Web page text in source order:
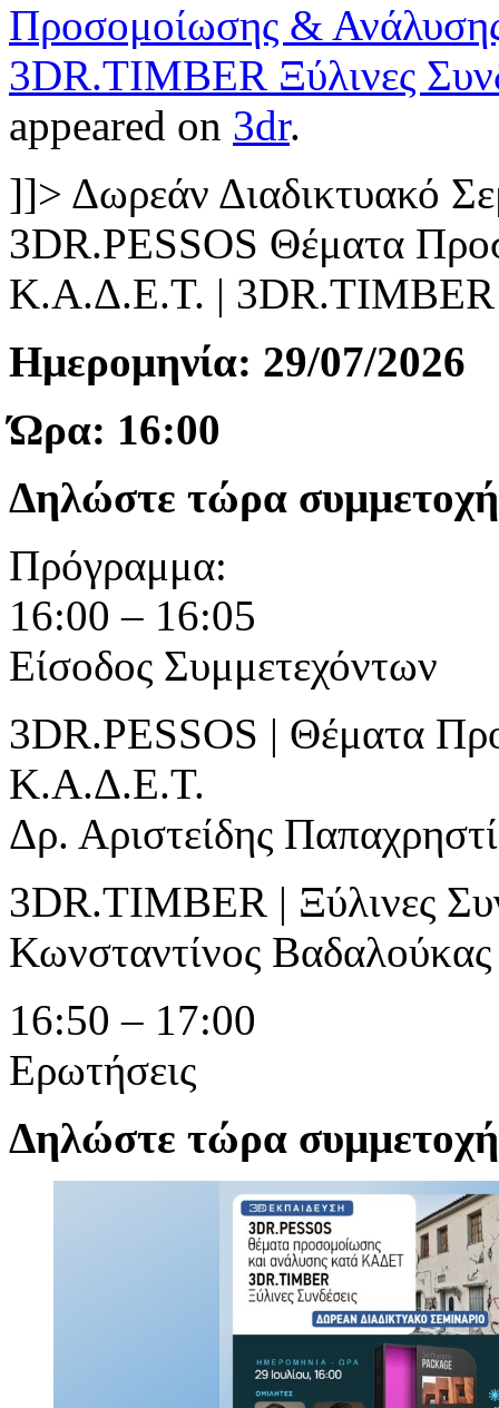
Προσομοίωσης &
3DR.TIMBER Ξύλινες
appeared on 3dr.
]]> Δωρεάν Διαδικτυακό
3DR.PESSOS Θέματα
Κ.Α.Δ.Ε.Τ. | 3DR.TIMBER
Ημερομηνία: 29/07/2026
Ώρα: 16:00
Δηλώστε τώρα
Πρόγραμμα:
16:00 – 16:05
Eίσοδος Συμμετεχόντων
3DR.PESSOS | Θέματα
Κ.Α.Δ.Ε.Τ.
Δρ. Αριστείδης
3DR.TIMBER | Ξύλινες
Κωνσταντίνος Βαδαλούκας
16:50 – 17:00
Ερωτήσεις
Δηλώστε τώρα συμμετοχή